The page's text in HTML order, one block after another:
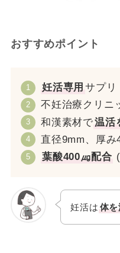
おすすめポイント
妊活専用 サプリ
不妊治療クリニ
和漢素材で温活
直径9mm、厚み
葉酸400㎍配合
妊活は 体